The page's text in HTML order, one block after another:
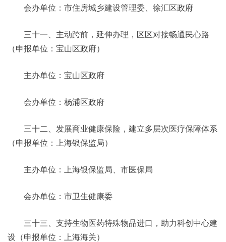
会办单位：市住房城乡建设管理委、徐汇区政府
三十一、主动跨前，延伸办理，区区对接畅通民心路
（申报单位：宝山区政府）
主办单位：宝山区政府
会办单位：杨浦区政府
三十二、发展商业健康保险，建立多层次医疗保障体系
（申报单位：上海银保监局）
主办单位：上海银保监局、市医保局
会办单位：市卫生健康委
三十三、支持生物医药特殊物品进口，助力科创中心建
设（申报单位：上海海关）